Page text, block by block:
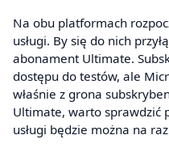
Na obu platformach
usługi. By się do nich
abonament Ultimate.
dostępu do testów, ale
właśnie z grona
Ultimate, warto sprawdzić
usługi będzie można na